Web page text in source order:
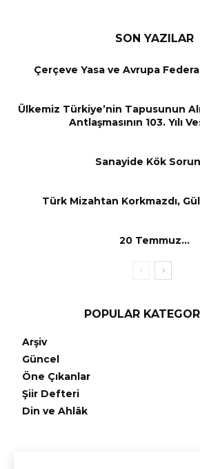
SON YAZILAR
Çerçeve Yasa ve Avrupa
Ülkemiz Türkiye’nin Tapusunun
Antlaşmasının 103. Yılı
Sanayide Kök
Türk Mizahtan Korkmazdı,
20 Temmuz…
POPULAR
Arşiv
Güncel
Öne Çıkanlar
Şiir Defteri
Din ve Ahlâk